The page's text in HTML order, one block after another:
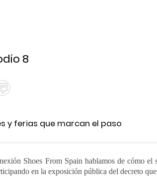
8
y ferias que marcan el paso
Shoes From Spain hablamos de cómo
en la exposición pública del decreto